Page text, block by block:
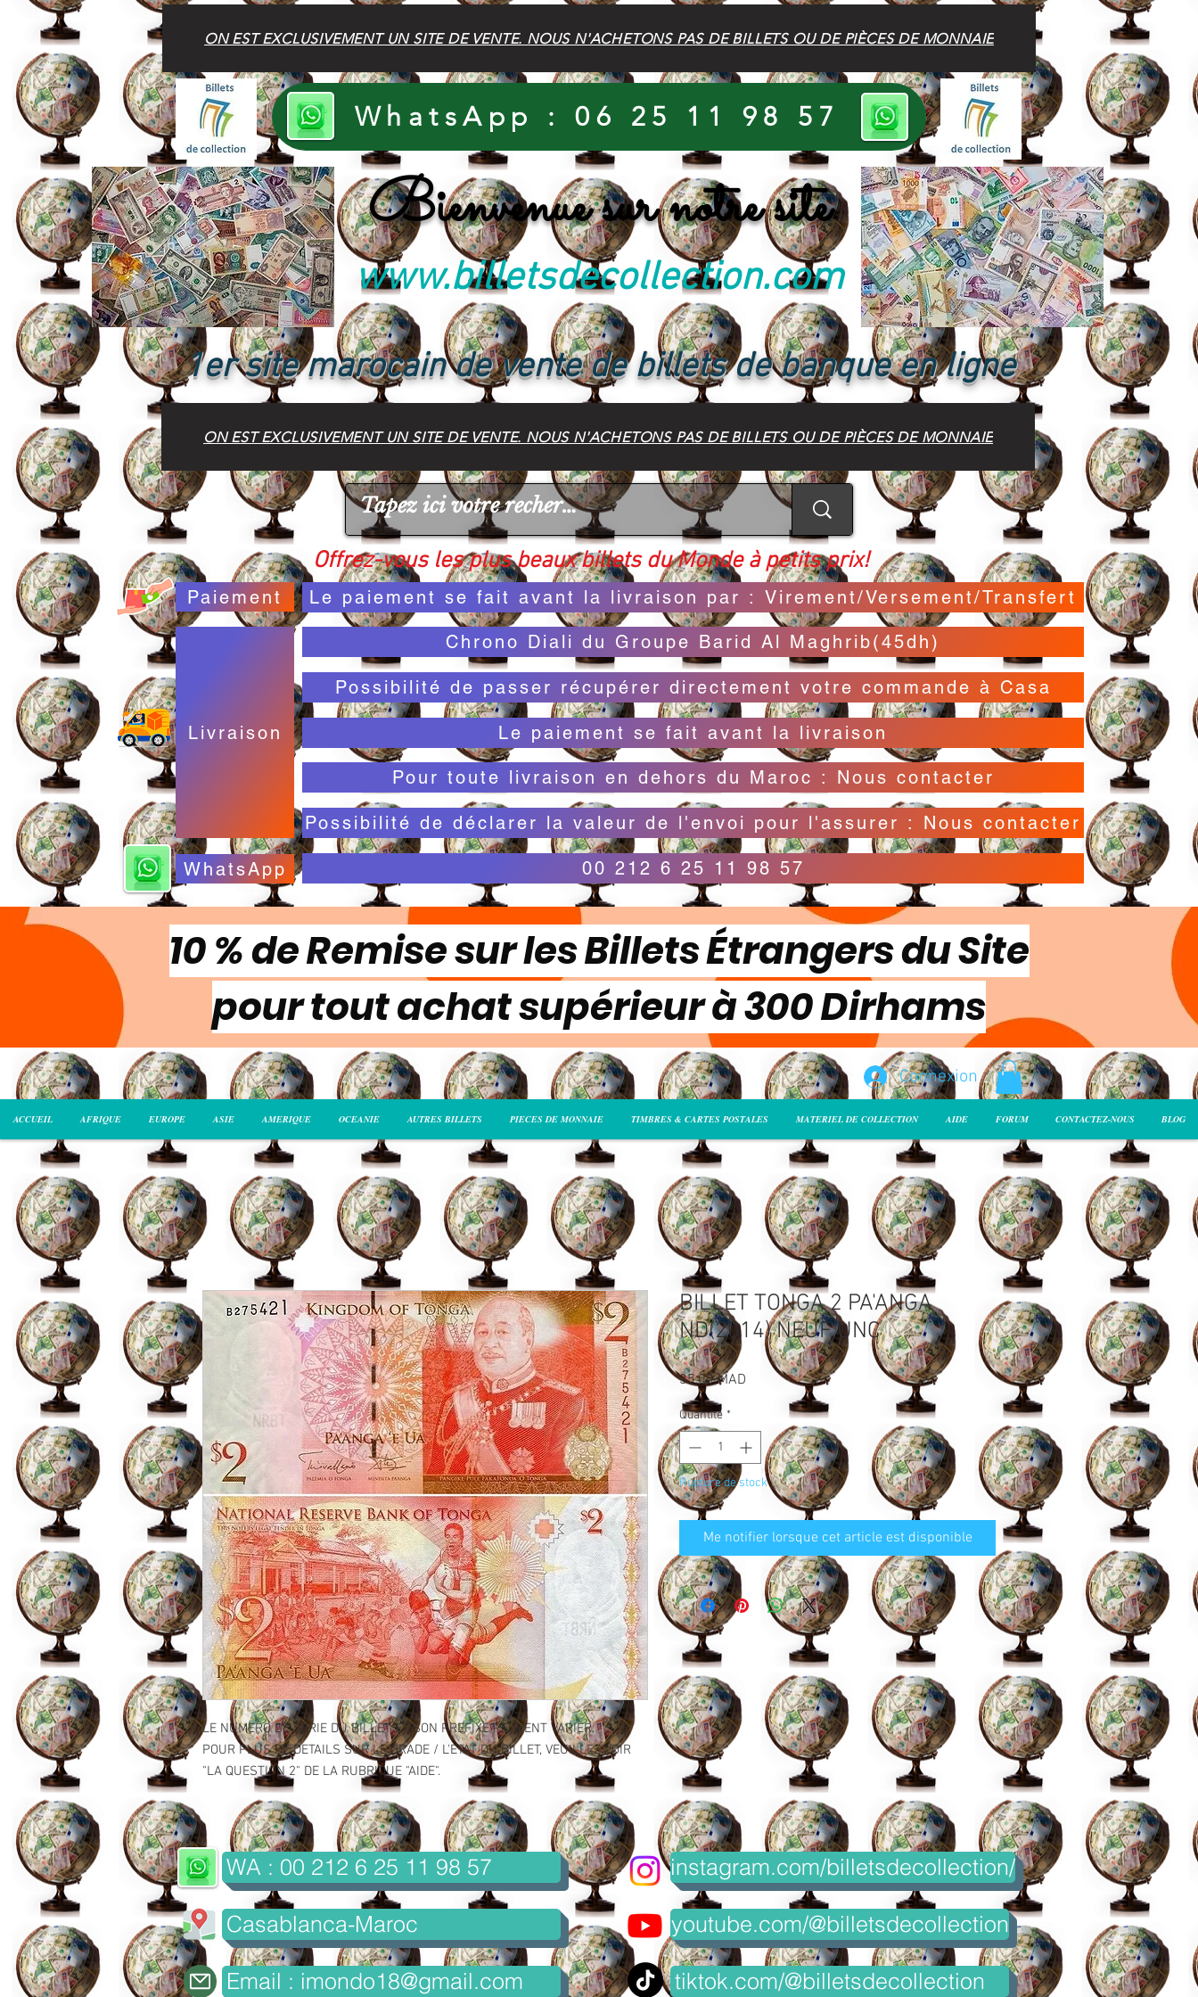
ON EST EXCLUSIVEMENT UN SITE DE VENTE. NOUS N'ACHETONS PAS DE BILLETS OU DE PIÈCES DE MONNAIE
WhatsApp : 06 25 11 98 57
Bienvenue sur notre site
www.billetsdecollection.com
1er site marocain de vente de billets de banque en ligne
ON EST EXCLUSIVEMENT UN SITE DE VENTE. NOUS N'ACHETONS PAS DE BILLETS OU DE PIÈCES DE MONNAIE
Offrez-vous les plus beaux billets du Monde à petits prix!
Paiement Le paiement se fait avant la livraison par : Virement/Versement/Transfert
Livraison
Chrono Diali du Groupe Barid Al Maghrib(45dh)
Possibilité de passer récupérer directement votre commande à Casa
Le paiement se fait avant la livraison
Pour toute livraison en dehors du Maroc : Nous contacter
Possibilité de déclarer la valeur de l'envoi pour l'assurer : Nous contacter
WhatsApp 00 212 6 25 11 98 57
10 % de Remise sur les Billets Étrangers du Site
pour tout achat supérieur à 300 Dirhams
Connexion
ACCUEIL AFRIQUE EUROPE ASIE AMERIQUE OCEANIE AUTRES BILLETS PIECES DE MONNAIE TIMBRES & CARTES POSTALES MATERIEL DE COLLECTION AIDE FORUM CONTACTEZ-NOUS BLOG
LE NUMERO DE SERIE DU BILLET ET SON PREFIXE PEUVENT VARIER.
POUR PLUS DE DETAILS SUR LE GRADE / L'ETAT DU BILLET, VEUILLEZ VOIR
"LA QUESTION 2" DE LA RUBRIQUE "AIDE".
BILLET TONGA 2 PA'ANGA
ND(2014) NEUF UNC
35,00 MAD
Quantité *
Rupture de stock
Me notifier lorsque cet article est disponible
WA : 00 212 6 25 11 98 57
Casablanca-Maroc
Email : imondo18@gmail.com
instagram.com/billetsdecollection/
youtube.com/@billetsdecollection
tiktok.com/@billetsdecollection